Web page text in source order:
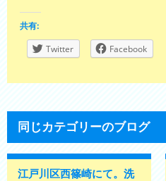
共有:
Twitter Facebook
同じカテゴリーのブログ
江戸川区西篠崎にて。洗